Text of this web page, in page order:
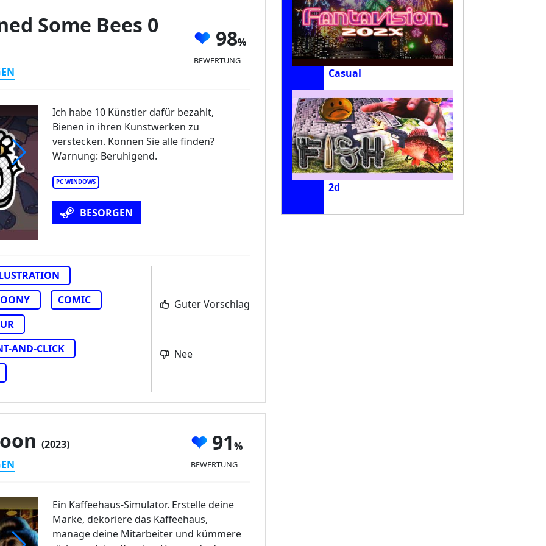
Some Bees 0 98
BEWERTUNG
some bees 0
PC WINDOWS
Ich habe 10 Künstler dafür bezahlt,
Bienen in ihren Kunstwerken zu
verstecken. Können Sie alle finden?
Warnung: Beruhigend.
BESORGEN
COMIC
AND-CLICK
Guter Vorschlag
Nee
(2023)
91
BEWERTUNG
Ein Kaffeehaus-Simulator. Erstelle deine
Marke, dekoriere das Kaffeehaus,
manage deine Mitarbeiter und kümmere
Casual
2d